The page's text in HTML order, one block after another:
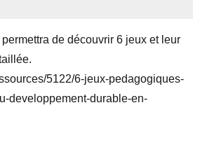
de découvrir 6 jeux et leur
5122/6-jeux-pedagogiques-
developpement-durable-en-